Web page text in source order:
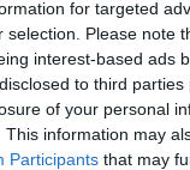
for targeted
selection. Please note
interest-based ads
to third
of your personal
This information may
Participants that may
verdoyants à
depuis sa
enchanteur
qui propose une